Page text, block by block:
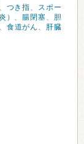
、 つき指、 スポー
） 、 腸閉塞、 胆
、 食道がん 、 肝臓